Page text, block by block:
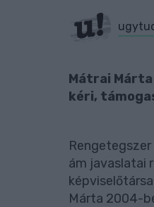
Mátrai
kéri,
ám javaslatai
Márta 2004-